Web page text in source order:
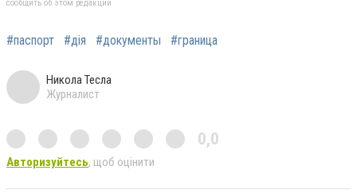
сообщить об этом редакции
#паспорт #дія #документы #граница
Никола Тесла
Журналист
0,0
Авторизуйтесь, щоб оцінити